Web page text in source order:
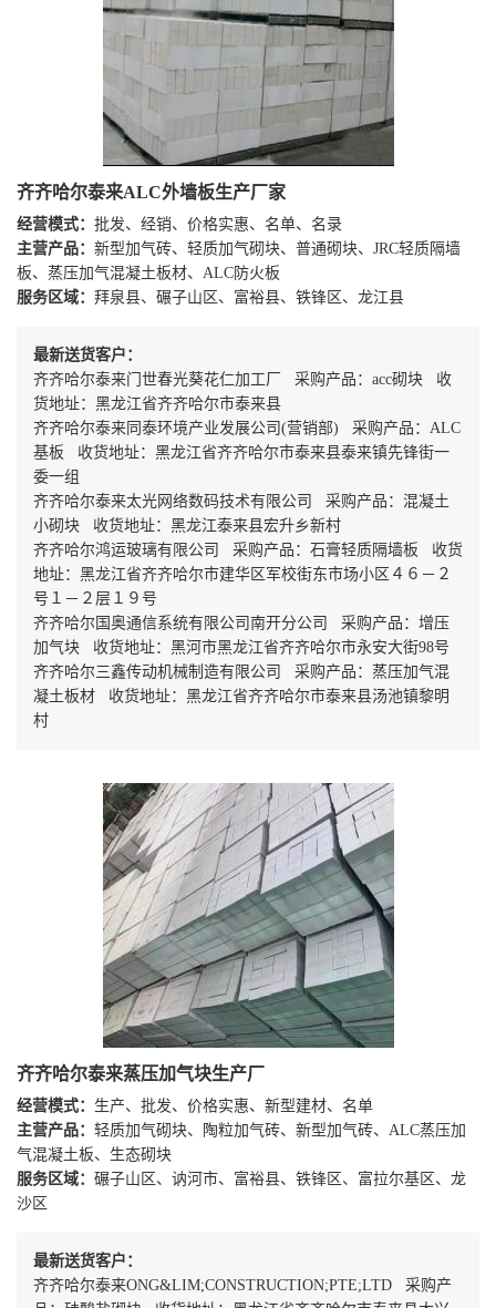
齐齐哈尔泰来ALC外墙板生产厂家
经营模式： 批发、经销、价格实惠、名单、名录
主营产品： 新型加气砖、轻质加气砌块、普通砌块、JRC轻质隔墙
板、蒸压加气混凝土板材、ALC防火板
服务区域： 拜泉县、碾子山区、富裕县、铁锋区、龙江县
最新送货客户：
齐齐哈尔泰来门世春光葵花仁加工厂 采购产品：acc砌块 收
货地址：黑龙江省齐齐哈尔市泰来县
齐齐哈尔泰来同泰环境产业发展公司(营销部) 采购产品：ALC
基板 收货地址：黑龙江省齐齐哈尔市泰来县泰来镇先锋街一
委一组
齐齐哈尔泰来太光网络数码技术有限公司 采购产品：混凝土
小砌块 收货地址：黑龙江泰来县宏升乡新村
齐齐哈尔鸿运玻璃有限公司 采购产品：石膏轻质隔墙板 收货
地址：黑龙江省齐齐哈尔市建华区军校街东市场小区４６－２
号１－２层１９号
齐齐哈尔国奥通信系统有限公司南开分公司 采购产品：增压
加气块 收货地址：黑河市黑龙江省齐齐哈尔市永安大街98号
齐齐哈尔三鑫传动机械制造有限公司 采购产品：蒸压加气混
凝土板材 收货地址：黑龙江省齐齐哈尔市泰来县汤池镇黎明
村
齐齐哈尔泰来蒸压加气块生产厂
经营模式： 生产、批发、价格实惠、新型建材、名单
主营产品： 轻质加气砌块、陶粒加气砖、新型加气砖、ALC蒸压加
气混凝土板、生态砌块
服务区域： 碾子山区、讷河市、富裕县、铁锋区、富拉尔基区、龙
沙区
最新送货客户：
齐齐哈尔泰来ONG&LIM;CONSTRUCTION;PTE;LTD 采购产